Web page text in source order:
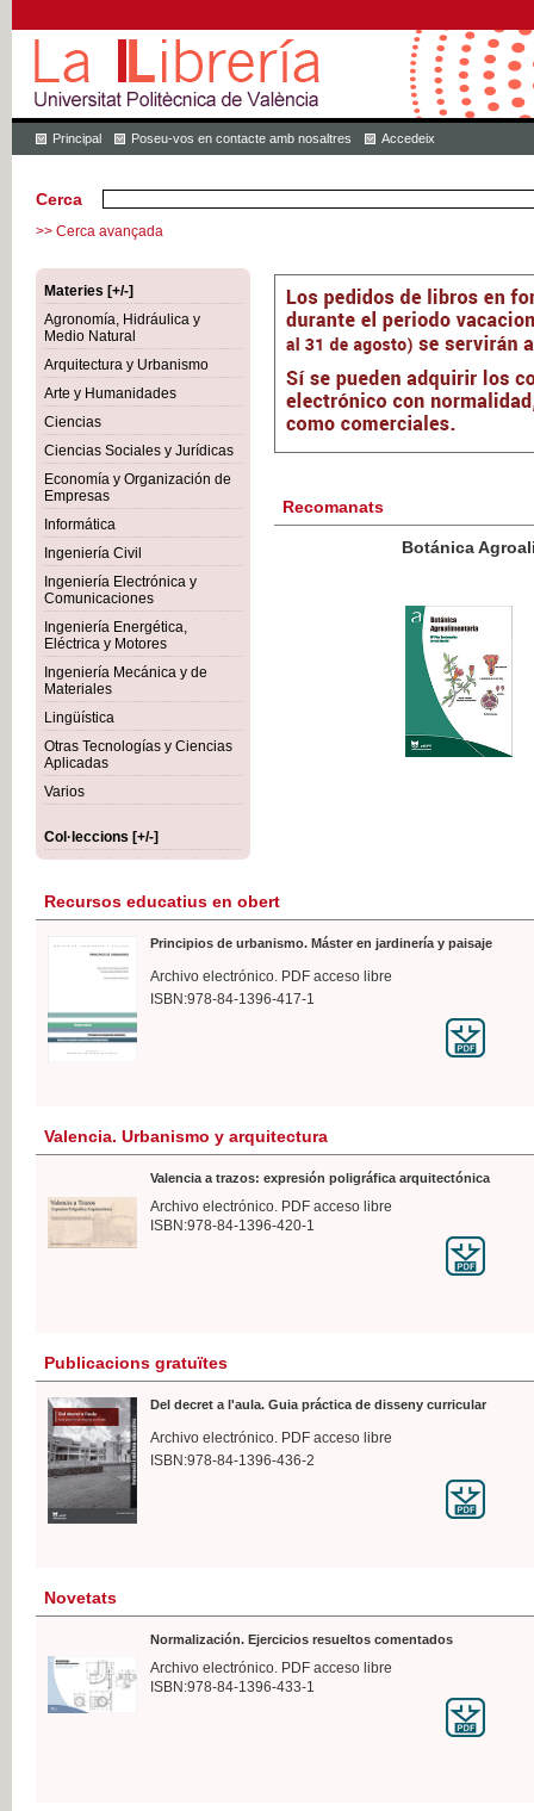
Principal Poseu-vos en contacte amb nosaltres Accedeix
Cerca
>> Cerca avançada
Materies [+/-]
Agronomía, Hidráulica y
Medio Natural
Arquitectura y Urbanismo
Arte y Humanidades
Ciencias
Ciencias Sociales y Jurídicas
Economía y Organización de
Empresas
Informática
Ingeniería Civil
Ingeniería Electrónica y
Comunicaciones
Ingeniería Energética,
Eléctrica y Motores
Ingeniería Mecánica y de
Materiales
Lingüística
Otras Tecnologías y Ciencias
Aplicadas
Varios
Col·leccions [+/-]
Recomanats
Botánica Agroalimentaria
IVA
Recursos educatius en obert
Principios de urbanismo. Máster en jardinería y paisaje
Archivo electrónico. PDF acceso libre
ISBN:978-84-1396-417-1
Valencia. Urbanismo y arquitectura
Valencia a trazos: expresión poligráfica arquitectónica
Archivo electrónico. PDF acceso libre
ISBN:978-84-1396-420-1
Publicacions gratuïtes
Del decret a l'aula. Guia práctica de disseny curricular
Archivo electrónico. PDF acceso libre
ISBN:978-84-1396-436-2
Novetats
Normalización. Ejercicios resueltos comentados
Archivo electrónico. PDF acceso libre
ISBN:978-84-1396-433-1